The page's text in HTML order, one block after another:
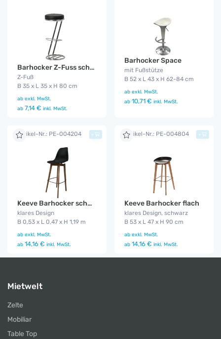
Barhocker Z-Fuss schwarz
Z-Fuß
B 35 x L 35 x H 80 cm
ab exkl. MwSt.
ab 7,14 € inkl. MwSt.
Barhocker Space
mit Fußstütze
B 52 x L 43 x H 62-84 cm
ab exkl. MwSt.
ab 10,71 € inkl. MwSt.
Artikel-Nr.: PE-004204
Keeve Barhocker schwarz
klares Design
B 0,53 x L 0,47 x H 1,19 m
ab exkl. MwSt.
ab 14,16 € inkl. MwSt.
+ Artikel-Nr.: PE-004804
Keeve Barhocker flach
klares Design, schwarz
B 53 x L 47 x H 90 cm
ab exkl. MwSt.
ab 14,16 € inkl. MwSt.
+
Mietwelt
Zelte
Mobiliar
Table Top